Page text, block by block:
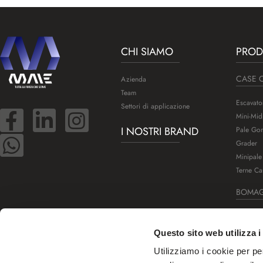
Questo sito web utilizza i
Utilizziamo i cookie per
CHI SIAMO
Azienda
Team
Settori di applicazione
I NOSTRI BRAND
CASE
Mini-
Pale
Grader
Terne
Rulli
Frese a